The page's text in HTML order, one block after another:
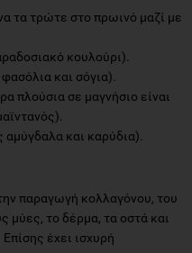
τα τρώτε στο πρωινό μαζί με
κουλούρι).
και σόγια).
πλούσια σε μαγνήσιο είναι
αμύγδαλα και καρύδια).
παραγωγή κολλαγόνου, του
μύες, το δέρμα, τα οστά και
έχει ισχυρή